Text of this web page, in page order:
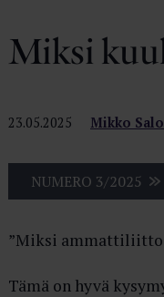
Miksi
23.05.2025 Mikko Salo
NUMERO 3/2025
”Miksi
Tämä on hyvä